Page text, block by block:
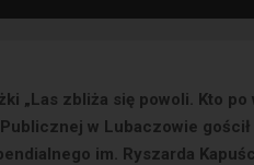
„Las zbliża się powoli. Kto po
w Lubaczowie gościł
im. Ryszarda